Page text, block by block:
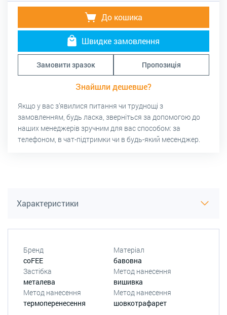
До кошика
Швидке замовлення
Замовити зразок Пропозиція
Знайшли дешевше?
Якщо у вас з’явилися питання чи труднощі з
замовленням, будь ласка, зверніться за допомогою до
наших менеджерів зручним для вас способом: за
телефоном, в чат-підтримки чи в будь-який месенджер.
Характеристики
Бренд
coFEE
Матеріал
бавовна
Застібка
металева
Метод нанесення
вишивка
Метод нанесення
термоперенесення
Метод нанесення
шовкотрафарет